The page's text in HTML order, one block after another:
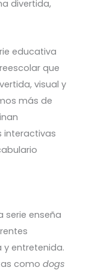
divertida,
educativa
que
visual y
más de
interactivas
serie enseña
y entretenida.
como dogs